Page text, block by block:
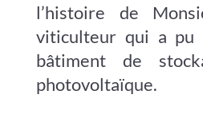
l’histoire de
viticulteur qui a pu
bâtiment de
photovoltaïque.